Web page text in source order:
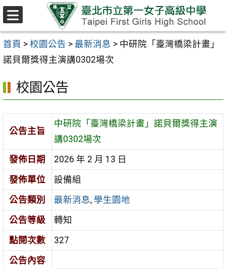
跳至主要內容區
首頁 > 校園公告 > 最新消息 > 中研院「臺灣橋梁計畫」
諾貝爾獎得主演講0302場次
校園公告
公告主旨
中研院「臺灣橋梁計畫」諾貝爾獎得主演
講0302場次
發佈日期
2026 年 2 月 13 日
發佈單位
設備組
公告類別
最新消息, 學生園地
公告等級
轉知
點閱次數
327
公告內容
選
單